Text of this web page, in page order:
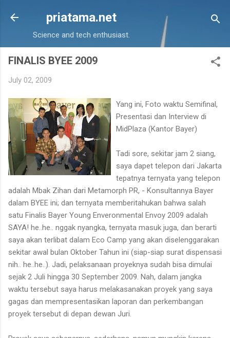
Skip to main content
priatama.net
Science and tech enthusiast.
FINALIS BYEE 2009
July 02, 2009
Yang ini, Foto waktu Semifinal,
Presentasi dan Interview di
MidPlaza (Kantor Bayer)
Tadi sore, sekitar jam 2 siang,
saya dapet telepon dari Jakarta
tepatnya ternyata yang telepon
adalah Mbak Zihan dari Metamorph PR, - Konsultannya Bayer
dalam BYEE ini; dan ternyata memberitahukan bahwa salah
satu Finalis Bayer Young Enveronmental Envoy 2009 adalah
SAYA! he..he.. nggak nyangka, ternyata masuk juga, dan berarti
saya akan terlibat dalam Eco Camp yang akan diselenggarakan
sekitar awal bulan Oktober Tahun ini (siap-siap surat dispensasi
nih.. he..he..). Jadi, pelaksanaan proyeknya sudah bisa dimulai
sejak 2 Juli hingga 30 September 2009. Nah, dalam jangka
waktu tersebut saya harus melakasanakan proyek yang saya
gagas dan mempresentasikan laporan dan perkembangan
proyek tersebut di depan dewan Juri.